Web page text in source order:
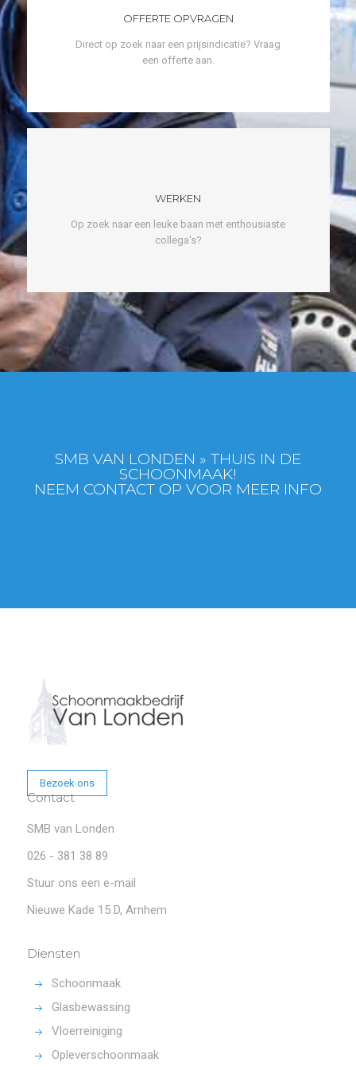
OFFERTE OPVRAGEN
Direct op zoek naar een prijsindicatie? Vraag
een offerte aan.
WERKEN
Op zoek naar een leuke baan met enthousiaste
collega's?
SMB VAN LONDEN » THUIS IN DE
SCHOONMAAK!
NEEM CONTACT OP VOOR MEER INFO
Bezoek ons
Contact
SMB van Londen
026 - 381 38 89
Stuur ons een e-mail
Nieuwe Kade 15 D, Arnhem
Diensten
Schoonmaak
Glasbewassing
Vloerreiniging
Opleverschoonmaak